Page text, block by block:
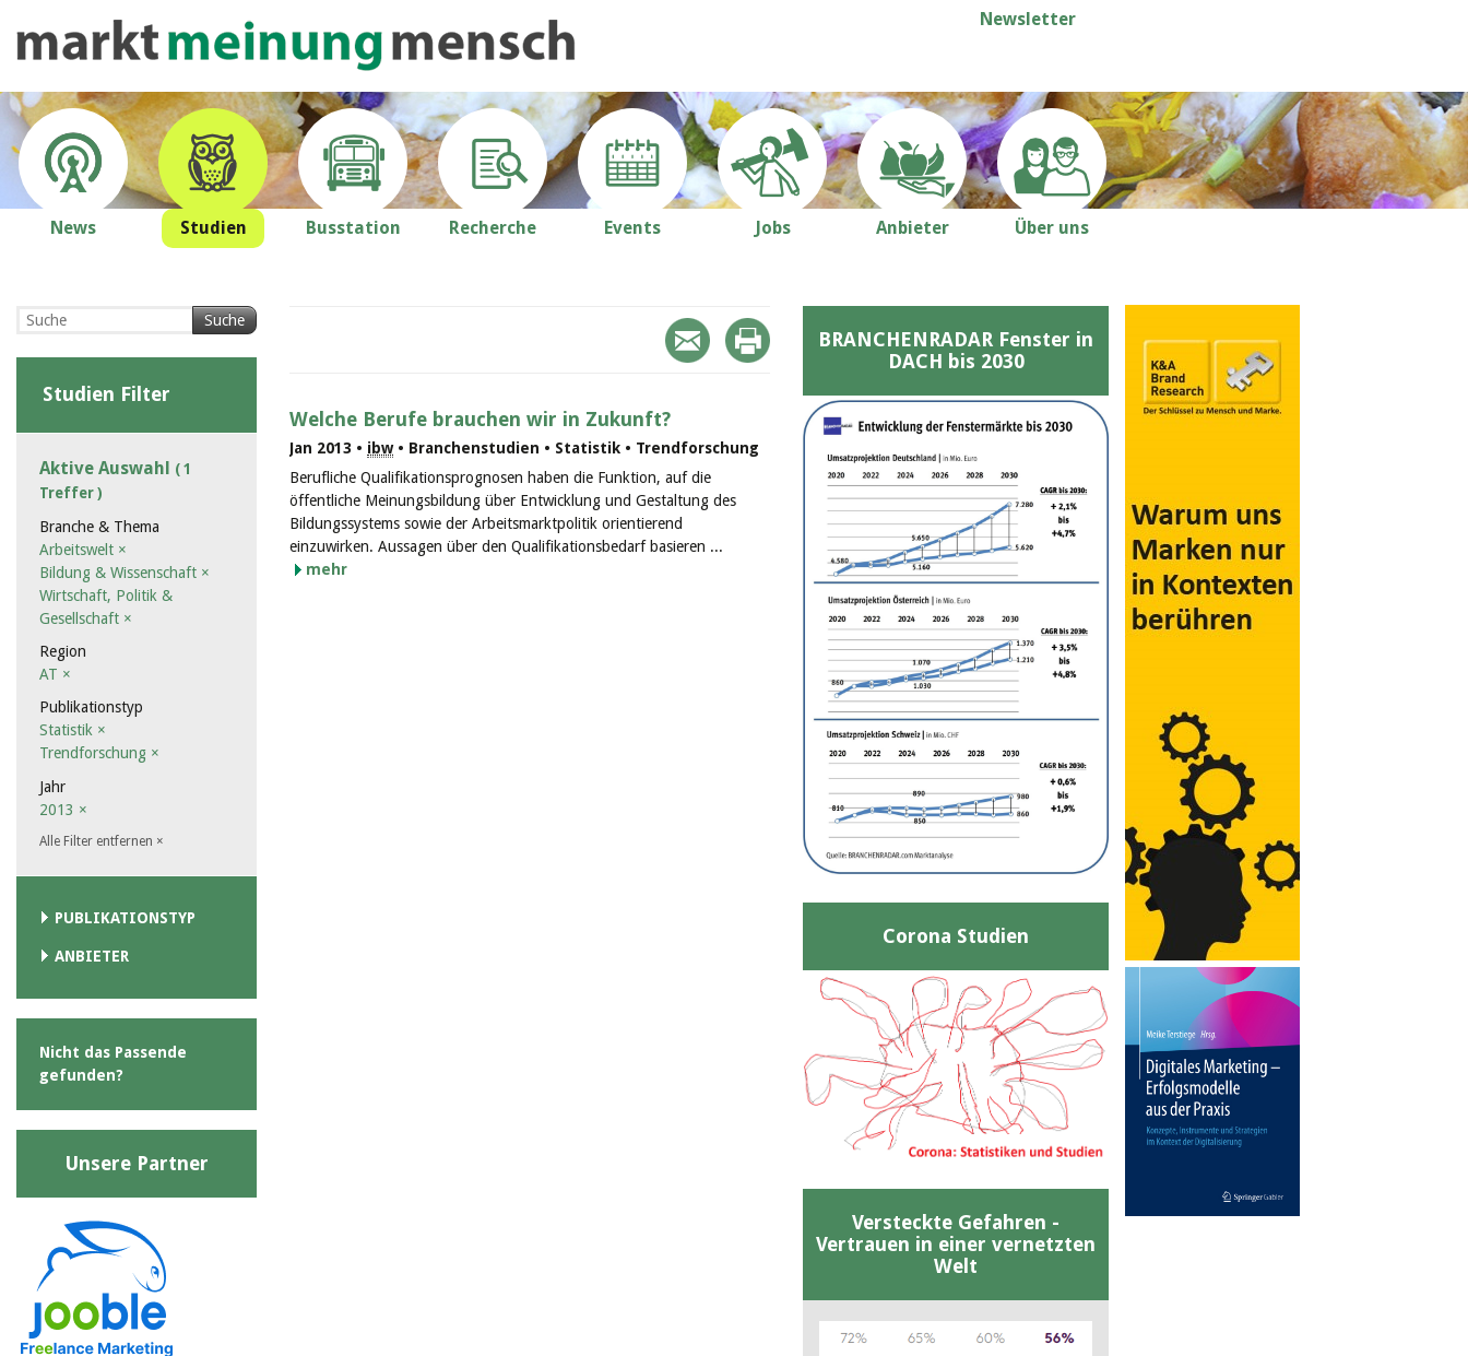
Newsletter
News Studien Busstation Recherche Events Jobs Anbieter Über uns
Welche Berufe brauchen wir in Zukunft?
Jan 2013 • ibw• Branchenstudien • Statistik • Trendforschung
Berufliche Qualifikationsprognosen haben die Funktion, auf die
öffentliche Meinungsbildung über Entwicklung und Gestaltung des
Bildungssystems sowie der Arbeitsmarktpolitik orientierend
einzuwirken. Aussagen über den Qualifikationsbedarf basieren ...
mehr
Suche
Studien Filter
Aktive Auswahl ( 1
Treffer )
Branche & Thema
Arbeitswelt ×
Bildung & Wissenschaft ×
Wirtschaft, Politik &
Gesellschaft ×
Region
AT ×
Publikationstyp
Statistik ×
Trendforschung ×
Jahr
2013 ×
Alle Filter entfernen ×
PUBLIKATIONSTYP
ANBIETER
Nicht das Passende
gefunden?
Unsere Partner
BRANCHENRADAR Fenster in
DACH bis 2030
Corona Studien
Versteckte Gefahren -
Vertrauen in einer vernetzten
Welt